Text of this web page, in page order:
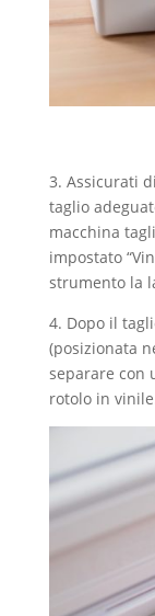
3. Assicurati
taglio
macchina
impostato
strumento la
4. Dopo il
(posizionata
separare con
rotolo in